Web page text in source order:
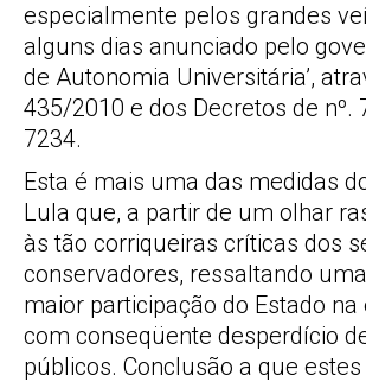
especialmente pelos grandes
alguns dias anunciado pelo
de Autonomia Universitária’,
435/2010 e dos Decretos de nº.
7234.
Esta é mais uma das medidas
Lula que, a partir de um olhar
às tão corriqueiras críticas dos
conservadores, ressaltando
maior participação do Estado na
com conseqüente desperdício
públicos. Conclusão a que